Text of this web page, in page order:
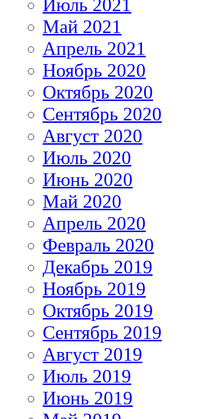
Июль 2021
Май 2021
Апрель 2021
Ноябрь 2020
Октябрь 2020
Сентябрь 2020
Август 2020
Июль 2020
Июнь 2020
Май 2020
Апрель 2020
Февраль 2020
Декабрь 2019
Ноябрь 2019
Октябрь 2019
Сентябрь 2019
Август 2019
Июль 2019
Июнь 2019